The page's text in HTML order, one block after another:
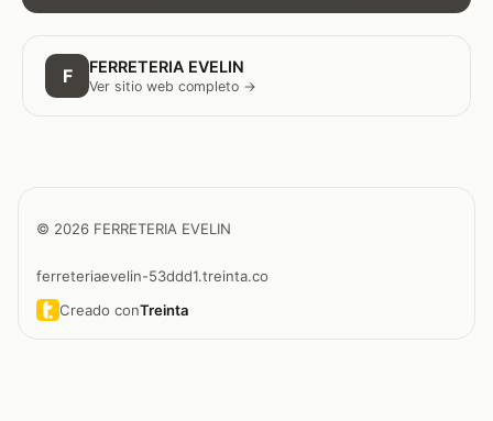
F FERRETERIA EVELIN
Ver sitio web completo →
© 2026 FERRETERIA EVELIN
ferreteriaevelin-53ddd1.treinta.co
Creado conTreinta